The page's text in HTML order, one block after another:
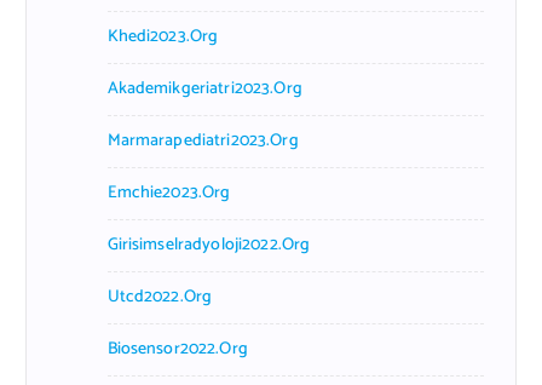
Khedi2023.org
Akademikgeriatri2023.org
Marmarapediatri2023.org
Emchie2023.org
Girisimselradyoloji2022.org
Utcd2022.org
Biosensor2022.org